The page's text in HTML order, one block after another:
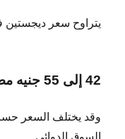
يتراوح سعر
42 إلى 55 جنيه مصري تقريبًا
وقد يختلف السعر
السوق الدوائي.